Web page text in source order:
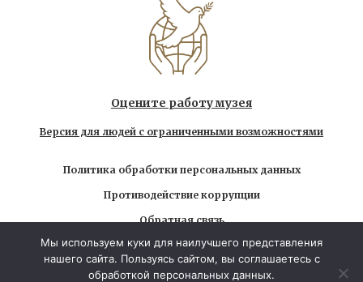
Оцените работу музея
Версия для людей с ограниченными возможностями
Политика обработки персональных данных
Противодействие коррупции
Обратная связь
Использование любых находящихся на сайте
материалов без официального разрешения запрещено
© 2026 Государственный музей-заповедник Л.Н.
Мы используем куки для наилучшего представления
нашего сайта. Пользуясь сайтом, вы соглашаетесь с
обработкой персональных данных.